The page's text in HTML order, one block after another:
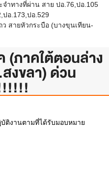
จำทางที่ผ่าน สาย ปอ.76,ปอ.105
ปอ.173,ปอ.529
สายหัวกระบือ (บางขุนเทียน-
(ภาคใต้ตอนล่าง
งขลา) ด่วน
ติงานตามที่ได้รับมอบหมาย